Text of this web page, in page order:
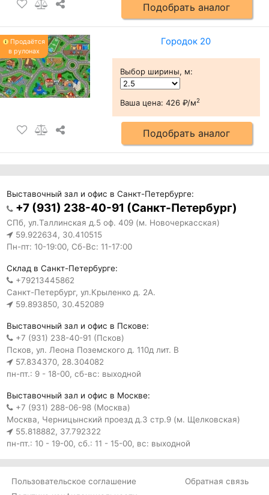
Подобрать аналог
Продаётся
в рулонах
Городок 20
Выбор ширины, м:
Ваша цена: 426 ₽/м2
Подобрать аналог
Выставочный зал и офис в Санкт-Петербурге:
+7 (931) 238-40-91 (Санкт-Петербург)
СПб, ул.Таллинская д.5 оф. 409 (м. Новочеркасская)
59.922634, 30.410515
Пн-пт: 10-19:00, Сб-Вс: 11-17:00
Склад в Санкт-Петербурге:
+79213445862
Санкт-Петербург, ул.Крыленко д. 2А.
59.893850, 30.452089
Выставочный зал и офис в Пскове:
+7 (931) 238-40-91 (Псков)
Псков, ул. Леона Поземского д. 110д лит. В
57.834370, 28.304082
пн-пт.: 9 - 18-00, сб-вс: выходной
Выставочный зал и офис в Москве:
+7 (931) 288-06-98 (Москва)
Москва, Черницынский проезд д.3 стр.9 (м. Щелковская)
55.818882, 37.792322
пн-пт.: 10 - 19-00, сб.: 11 - 15-00, вс: выходной
Пользовательское соглашение
Обратная связь